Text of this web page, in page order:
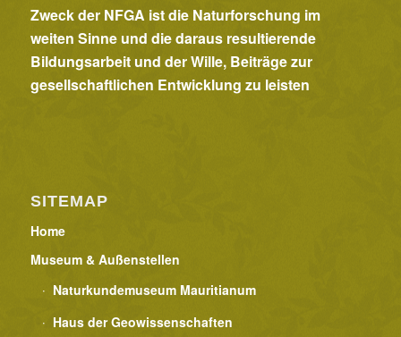
Zweck der NFGA ist die Naturforschung im
weiten Sinne und die daraus resultierende
Bildungsarbeit und der Wille, Beiträge zur
gesellschaftlichen Entwicklung zu leisten
SITEMAP
Home
Museum & Außenstellen
Naturkundemuseum Mauritianum
Haus der Geowissenschaften